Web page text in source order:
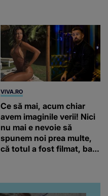
VIVA.RO
Ce să mai, acum chiar
avem imaginile verii! Nici
nu mai e nevoie să
spunem noi prea multe,
că totul a fost filmat, ba
da, frumoasa iubită a lui
Florin Ristei e...